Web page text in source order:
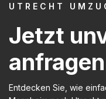
UTRECHT
Jetzt
Entdecken Sie, wie